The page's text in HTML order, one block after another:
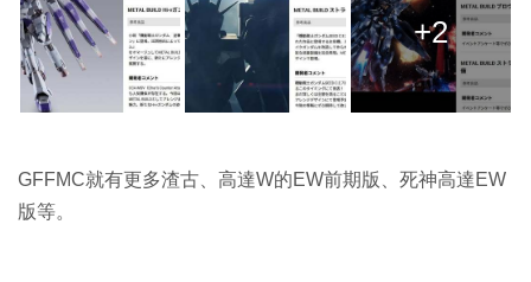
+2
GFFMC就有更多渣古、高達W的EW前期版、死神高達EW
版等。